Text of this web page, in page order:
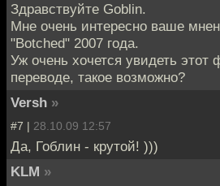
Здравствуйте Goblin.
Мне очень интересно ваше
"Botched" 2007 года.
Уж очень хочется увидеть
переводе, такое возможно?
Versh »
#7 | 28.10.09 12:57
Да, Гоблин - крутой! )))
KLM »